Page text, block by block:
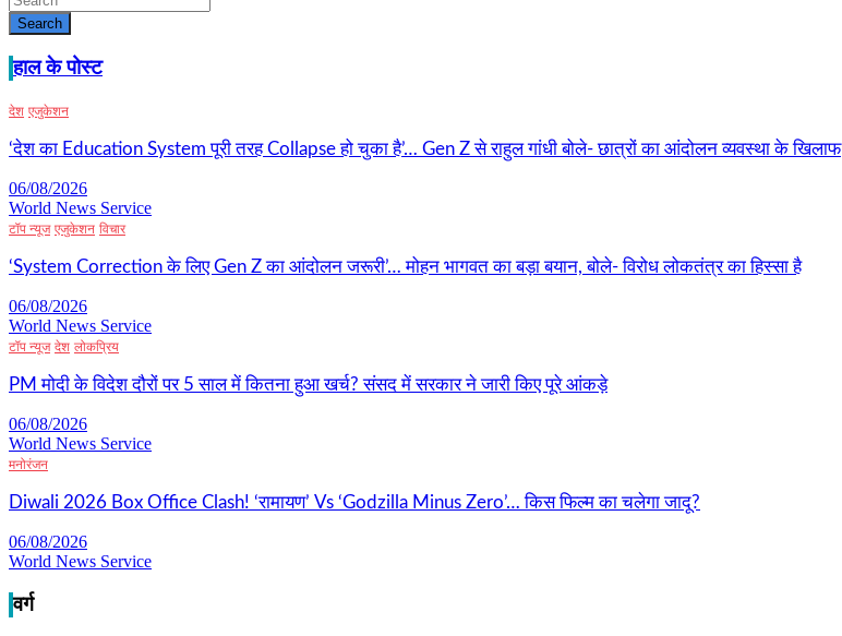
Search
हाल के पोस्ट
देश एजुकेशन
‘देश का Education System पूरी तरह Collapse हो चुका है’… Gen Z से राहुल गांधी बोले- छात्रों का आंदोलन व्यवस्था के खिलाफ
06/08/2026
World News Service
टॉप न्यूज एजुकेशन विचार
‘System Correction के लिए Gen Z का आंदोलन जरूरी’… मोहन भागवत का बड़ा बयान, बोले- विरोध लोकतंत्र का हिस्सा है
06/08/2026
World News Service
टॉप न्यूज देश लोकप्रिय
PM मोदी के विदेश दौरों पर 5 साल में कितना हुआ खर्च? संसद में सरकार ने जारी किए पूरे आंकड़े
06/08/2026
World News Service
मनोरंजन
Diwali 2026 Box Office Clash! ‘रामायण’ Vs ‘Godzilla Minus Zero’… किस फिल्म का चलेगा जादू?
06/08/2026
World News Service
वर्ग